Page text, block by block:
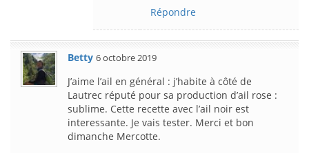
Répondre
Betty 6 octobre 2019
J’aime l’ail en général : j’habite à côté de
Lautrec réputé pour sa production d’ail rose :
sublime. Cette recette avec l’ail noir est
interessante. Je vais tester. Merci et bon
dimanche Mercotte.